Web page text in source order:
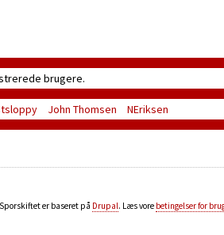
brugere.
John Thomsen NEriksen
Sporskiftet er baseret på Drupal. Læs vore betingelser for